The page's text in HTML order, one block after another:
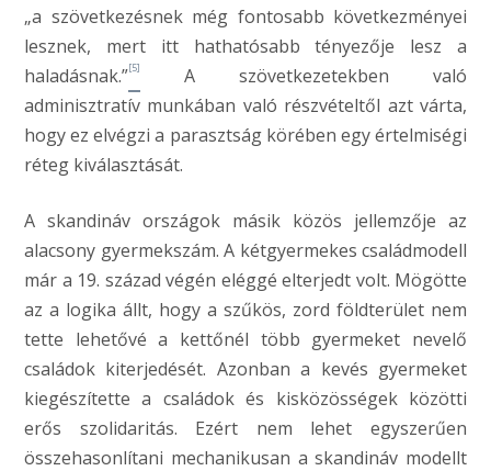
„a szövetkezésnek még fontosabb következményei
lesznek, mert itt hathatósabb tényezője lesz a
haladásnak.”[5]
A szövetkezetekben való
adminisztratív munkában való részvételtől azt várta,
hogy ez elvégzi a parasztság körében egy értelmiségi
réteg kiválasztását.
A skandináv országok másik közös jellemzője az
alacsony gyermekszám. A kétgyermekes családmodell
már a 19. század végén eléggé elterjedt volt. Mögötte
az a logika állt, hogy a szűkös, zord földterület nem
tette lehetővé a kettőnél több gyermeket nevelő
családok kiterjedését. Azonban a kevés gyermeket
kiegészítette a családok és kisközösségek közötti
erős szolidaritás. Ezért nem lehet egyszerűen
összehasonlítani mechanikusan a skandináv modellt